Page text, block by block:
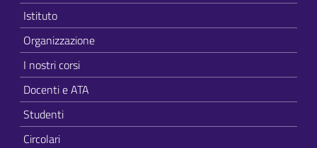
Istituto
Organizzazione
I nostri corsi
Docenti e ATA
Studenti
Circolari